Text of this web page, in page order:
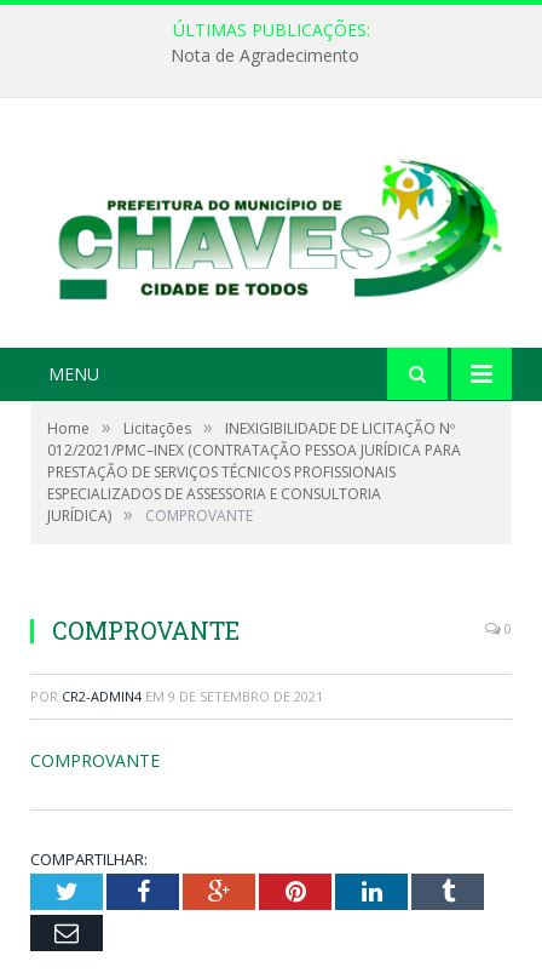
ÚLTIMAS PUBLICAÇÕES:
Nota de Agradecimento
MENU
Home » Licitações »
INEXIGIBILIDADE DE LICITAÇÃO Nº
012/2021/PMC–INEX (CONTRATAÇÃO PESSOA JURÍDICA PARA
PRESTAÇÃO DE SERVIÇOS TÉCNICOS PROFISSIONAIS
ESPECIALIZADOS DE ASSESSORIA E CONSULTORIA
JURÍDICA) » COMPROVANTE
COMPROVANTE 0
POR CR2-ADMIN4 EM 9 DE SETEMBRO DE 2021
COMPROVANTE
COMPARTILHAR:
TwitterFacebookGoogle+PinterestLinkedInTumblr
Email